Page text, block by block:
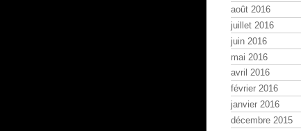
août 2016
juillet 2016
juin 2016
mai 2016
avril 2016
février 2016
janvier 2016
décembre 2015